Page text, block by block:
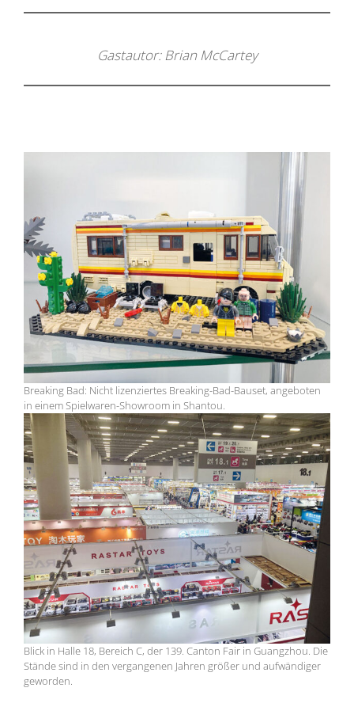
Gastautor: Brian McCartey
Breaking Bad: Nicht lizenziertes Breaking-Bad-Bauset, angeboten
in einem Spielwaren-Showroom in Shantou.
Blick in Halle 18, Bereich C, der 139. Canton Fair in Guangzhou. Die
Stände sind in den vergangenen Jahren größer und aufwändiger
geworden.